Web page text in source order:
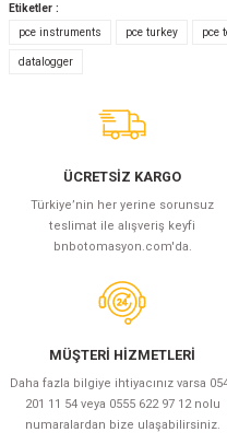
Etiketler :
pce instruments
pce turkey pce
datalogger
ÜCRETSİZ KARGO
Türkiye’nin her yerine sorunsuz
teslimat ile alışveriş keyfi
bnbotomasyon.com'da.
MÜŞTERİ HİZMETLERİ
Daha fazla bilgiye ihtiyacınız varsa
201 11 54 veya 0555 622 97 12 nolu
numaralardan bize ulaşabilirsiniz.